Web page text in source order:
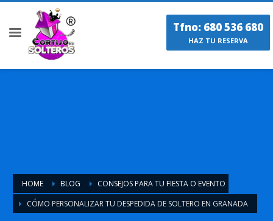
Tfno: 680 536 680
HAZ TU RESERVA
HOME BLOG
CONSEJOS PARA TU FIESTA O EVENTO
CÓMO PERSONALIZAR TU DESPEDIDA DE SOLTERO EN GRANADA